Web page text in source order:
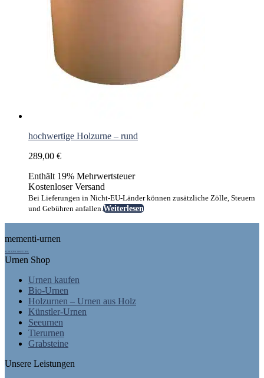
hochwertige Holzurne – rund
289,00 €
Enthält 19% Mehrwertsteuer
Kostenloser Versand
Bei Lieferungen in Nicht-EU-Länder können zusätzliche Zölle, Steuern
und Gebühren anfallen.Weiterlesen
mementi-urnen
AUSGEZEICHNET.ORG
Urnen Shop
Urnen kaufen
Bio-Urnen
Holzurnen – Urnen aus Holz
Künstler-Urnen
Seeurnen
Tierurnen
Grabsteine
Unsere Leistungen